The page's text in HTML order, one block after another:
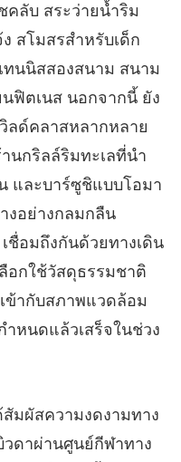
ลับ สระว่ายน้ำริม
สโมสรสำหรับเด็ก
ทนนิสสองสนาม สนาม
ฟิตเนส นอกจากนี้ ยัง
ลด์คลาสหลากหลาย
นกริลล์ริมทะเลที่นำ
และบาร์ซูชิแบบโอมา
งอย่างกลมกลืน
ชื่อมถึงกันด้วยทางเดิน
อกใช้วัสดุธรรมชาติ
ข้ากับสภาพแวดล้อม
หนดแล้วเสร็จในช่วง
สัมผัสความงดงามทาง
ดาผ่านศูนย์กีฬาทาง